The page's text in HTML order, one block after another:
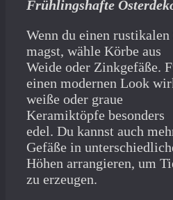
Frühlingshafte
Wenn du einen
magst, wähle Körbe aus
Weide oder Zinkgefäße.
einen modernen Look
weiße oder graue
Keramiktöpfe besonders
edel. Du kannst auch
Gefäße in
Höhen arrangieren, um
zu erzeugen.